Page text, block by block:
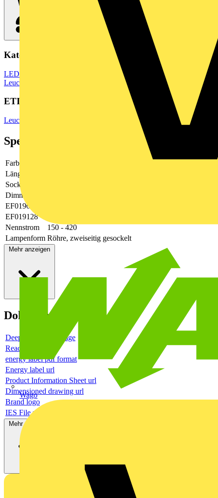
Wago
Kategorien
LED Beleuchtung & Leuchten LED Beleuchtung
LED Lampen &
Leuchtmittel
ETIM Group
Leuchtmittel
Spezifikationen
Farbe
Länge
Sockel
Dimmbar
EF019085
EF019128
Nennstrom
150 - 420
Lampenform Röhre, zweiseitig gesockelt
Mehr anzeigen
Dokumente
Deeplink product page
Reach info URL
energy label pdf format
Energy label url
Product Information Sheet url
Dimensioned drawing url
Brand logo
IES File url
Mehr anzeigen